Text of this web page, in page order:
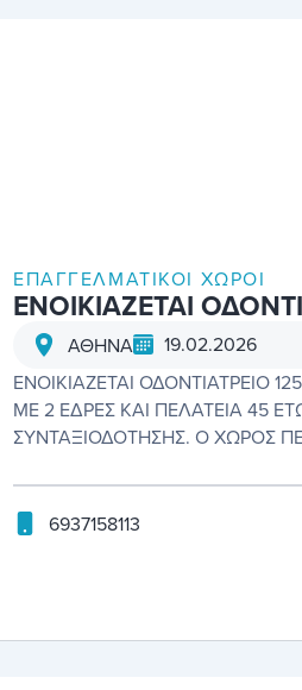
ΕΠΑΓΓΕΛΜΑΤΙΚΟΊ ΧΏΡΟΙ
ΕΝΟΙΚΙΑΖΕΤΑΙ
ΑΘΗΝΑ
19.02.2026
ΕΝΟΙΚΙΑΖΕΤΑΙ ΟΔΟΝΤΙΑΤΡΕΙΟ
ΜΕ 2 ΕΔΡΕΣ ΚΑΙ ΠΕΛΑΤΕΙΑ 45
ΣΥΝΤΑΞΙΟΔΟΤΗΣΗΣ. Ο ΧΩΡΟΣ
6937158113